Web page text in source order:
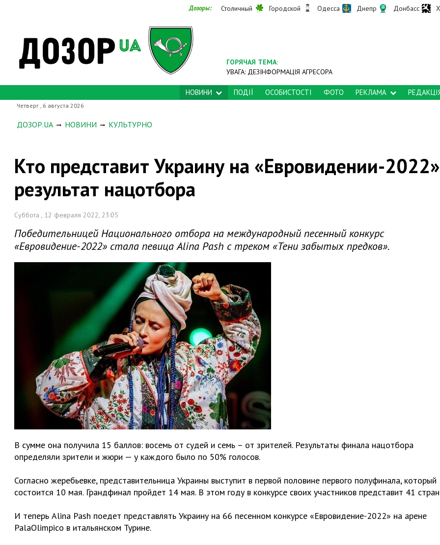
Дозоры: Столичный Городской Одесса Днепр Донбасс
ГОРЯЧАЯ ТЕМА:
УВАГА: ДЕЗІНФОРМАЦІЯ АГРЕСОРА
НОВИНИ ПОДІЇ ОСОБИСТОСТІ ФОТО РЕКЛАМА
Четверг , 6 августа 2026
ДОЗОР.UA НОВИНИ КУЛЬТУРНО
Кто представит Украину на «Евровидении-
результат нацотбора
Суббота , 12 февраля 2022, 23:05
Победительницей Национального отбора на международный песенный конкурс
«Евровидение-2022» стала певица Alina Pash с треком «Тени забытых предков».
В сумме она получила 15 баллов: восемь от судей и семь – от зрителей. Результаты финала нацотбора
определяли зрители и жюри — у каждого было по 50% голосов.
Согласно жеребьевке, представительница Украины выступит в первой половине первого полуфинала, который
состоится 10 мая. Грандфинал пройдет 14 мая. В этом году в конкурсе своих участников представит 41
И теперь Alina Pash поедет представлять Украину на 66 песенном конкурсе «Евровидение-2022» на арене
PalaOlimpico в итальянском Турине.